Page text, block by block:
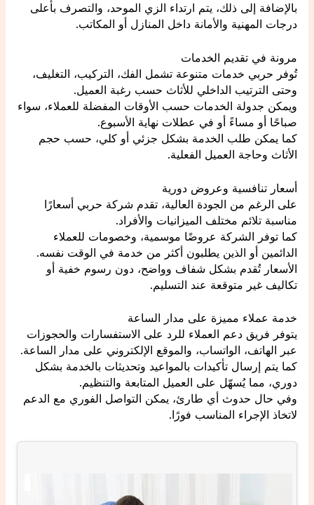
بالإضافة إلى ذلك، يتم ارتداء الزي الموحد، والتصرف بأعلى
درجات المهنية والأمانة داخل المنازل أو المكاتب.
مرونة في تقديم الخدمات
تُوفر حربي خدمات متنوعة تشمل الفك، التركيب، التغليف،
وحتى الترتيب الداخلي للأثاث حسب رغبة العميل.
ويمكن جدولة الخدمات حسب الأوقات المفضلة للعملاء، سواء
صباحًا أو مساءً أو في عطلات نهاية الأسبوع.
كما يمكن طلب الخدمة بشكل جزئي أو كلي، حسب حجم
الأثاث وحاجة العميل الفعلية.
أسعار تنافسية وعروض دورية
على الرغم من الجودة العالية، تقدم شركة حربي أسعارًا
مناسبة تلائم مختلف الميزانيات والأفراد.
كما توفر الشركة عروضًا موسمية، وخصومات للعملاء
الدائمين أو الذين يطلبون أكثر من خدمة في الوقت نفسه.
الأسعار تُقدم بشكل شفاف وواضح، دون رسوم خفية أو
تكاليف غير متوقعة عند التسليم.
خدمة عملاء مميزة على مدار الساعة
يتوفر فريق دعم العملاء للرد على الاستفسارات والحجوزات
عبر الهاتف، الواتساب، والموقع الإلكتروني على مدار الساعة.
كما يتم إرسال تأكيدات بالمواعيد وتحديثات بالخدمة بشكل
دوري، مما يُسهّل على العميل المتابعة والتنظيم.
وفي حال حدوث أي طارئ، يمكن التواصل الفوري مع الدعم
لاتخاذ الإجراء المناسب فورًا.